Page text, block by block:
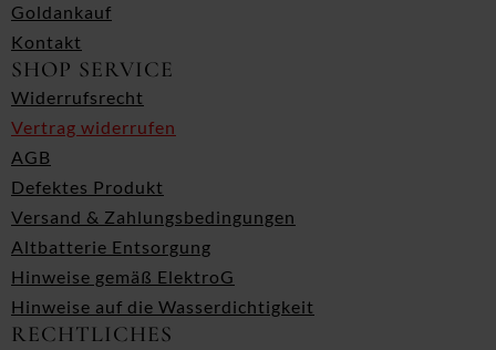
Goldankauf
Kontakt
SHOP SERVICE
Widerrufsrecht
Vertrag widerrufen
AGB
Defektes Produkt
Versand & Zahlungsbedingungen
Altbatterie Entsorgung
Hinweise gemäß ElektroG
Hinweise auf die Wasserdichtigkeit
RECHTLICHES